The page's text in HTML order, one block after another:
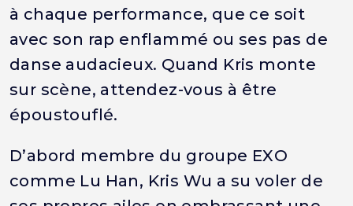
à chaque performance, que ce soit
avec son rap enflammé ou ses pas de
danse audacieux. Quand Kris monte
sur scène, attendez-vous à être
époustouflé.
D’abord membre du groupe EXO
comme Lu Han, Kris Wu a su voler de